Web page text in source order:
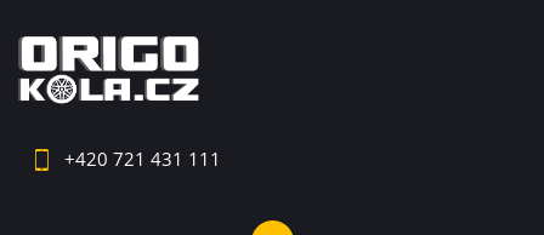
+420 721 431 111